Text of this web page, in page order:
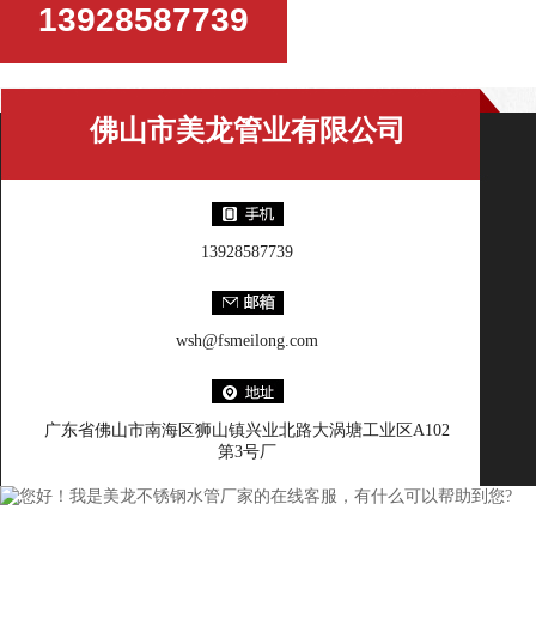
13928587739
佛山市美龙管业有限公司
13928587739
wsh@fsmeilong.com
广东省佛山市南海区狮山镇兴业北路大涡塘工业区A102
第3号厂